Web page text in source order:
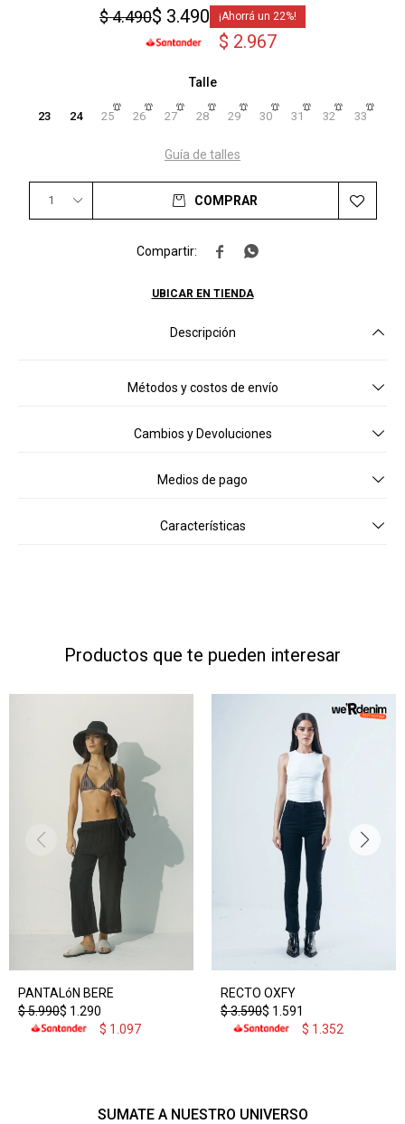
$ 3.490
$4.490 22
$ 2.967
Talle
23 24 25 26 27 28 29 30 31 32 33
Guía de talles
1 COMPRAR
 
UBICAR EN TIENDA
Descripción
Métodos y costos de envío
Cambios y Devoluciones
Medios de pago
Características
Productos que te pueden interesar
PANTALóN BERE
$ 1.290
$5.990
$ 1.097
RECTO OXFY
$ 1.591
$3.590
$ 1.352
SUMATE A NUESTRO UNIVERSO